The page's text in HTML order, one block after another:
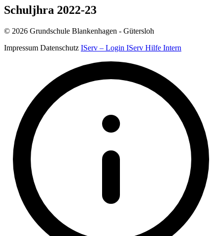
Schuljhra 2022-23
© 2026 Grundschule Blankenhagen - Gütersloh
Impressum Datenschutz IServ – Login IServ Hilfe Intern